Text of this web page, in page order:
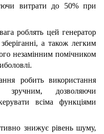
витрати до 50% при
роблять цей генератор
а також легким
незамінним помічником
робить використання
дозволяючи
всіма функціями
знижує рівень шуму,